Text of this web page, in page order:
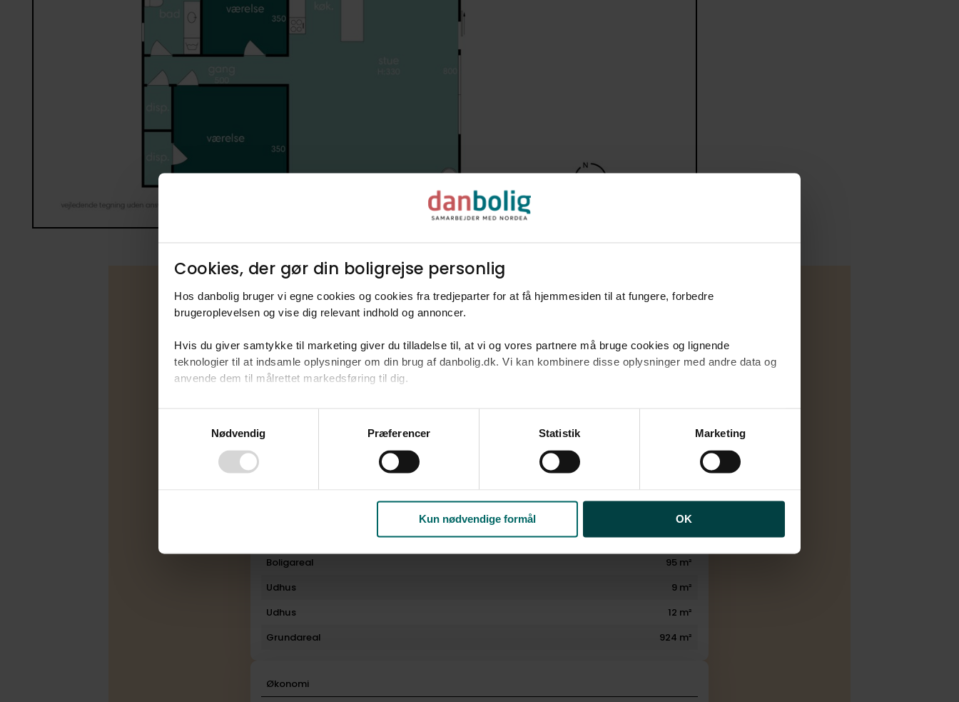
Cookies, der gør din boligrejse personlig​
Hos danbolig bruger vi egne cookies og cookies fra tredjeparter for at få hjemmesiden til at fungere, forbedre
brugeroplevelsen og vise dig relevant indhold og annoncer.​
Hvis du giver samtykke til marketing giver du tilladelse til, at vi og vores partnere må bruge cookies og lignende
teknologier til at indsamle oplysninger om din brug af danbolig.dk. Vi kan kombinere disse oplysninger med andre data og
anvende dem til målrettet markedsføring til dig.​
Ved at klikke på ”OK” giver du samtykke til alle formål. Du kan til enhver tid læse mere om brugen af cookies samt
tilbagekalde dit samtykke ved at følge linket til vores
. Oplysninger om behandling af personoplysninger
Nødvendig Præferencer Statistik Marketing
Kun nødvendige formål OK
Type
Fritidsbolig
Varmekilde
2
1
Boligareal
95 m²
Udhus
9 m²
Udhus
12 m²
Grundareal
924 m²
Økonomi